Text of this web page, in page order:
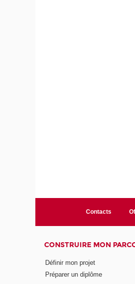
Contacts
CONSTRUIRE MON
Définir mon projet
Préparer un diplôme